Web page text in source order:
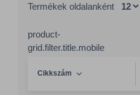
Termékek oldalanként
product-
grid.filter.title.mobile
Cikkszám